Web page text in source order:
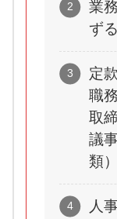
業
ず
定
職
取
議
類）
人